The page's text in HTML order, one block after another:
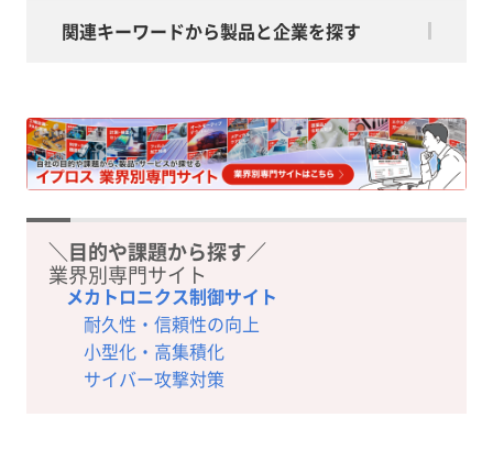
関連キーワードから製品と企業を探す
＼目的や課題から探す／
業界別専門サイト
メカトロニクス制御サイト
耐久性・信頼性の向上
小型化・高集積化
サイバー攻撃対策